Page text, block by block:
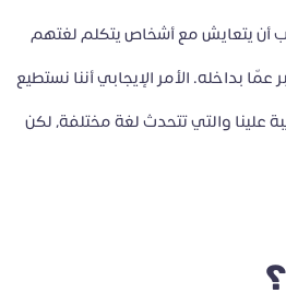
أن يتعايش مع أشخاص يتكلم لغتهم
بداخله. الأمر الإيجابي أننا نستطيع
علينا والتي تتحدث لغة مختلفة، لكن